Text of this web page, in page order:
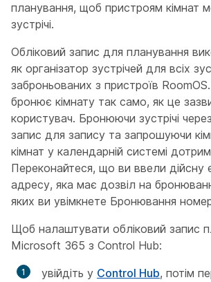
планування, щоб пристроям кімнат
зустрічі.
Обліковий запис для планування
як організатор зустрічей для всіх
заброньованих з пристроїв
бронює кімнату так само, як це
користувач. Бронюючи зустрічі
запис для запису та запрошуючи
кімнат у календарній системі
Переконайтеся, що ви ввели дійсну
адресу, яка має дозвіл на
яких ви увімкнете Бронювання
Щоб налаштувати обліковий запис
Microsoft 365 з Control Hub:
увійдіть у Control Hub, потім